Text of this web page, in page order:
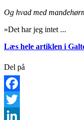
Og hvad med
»Det har jeg intet ...
Læs hele artiklen i
Del på
Facebook
Twitter